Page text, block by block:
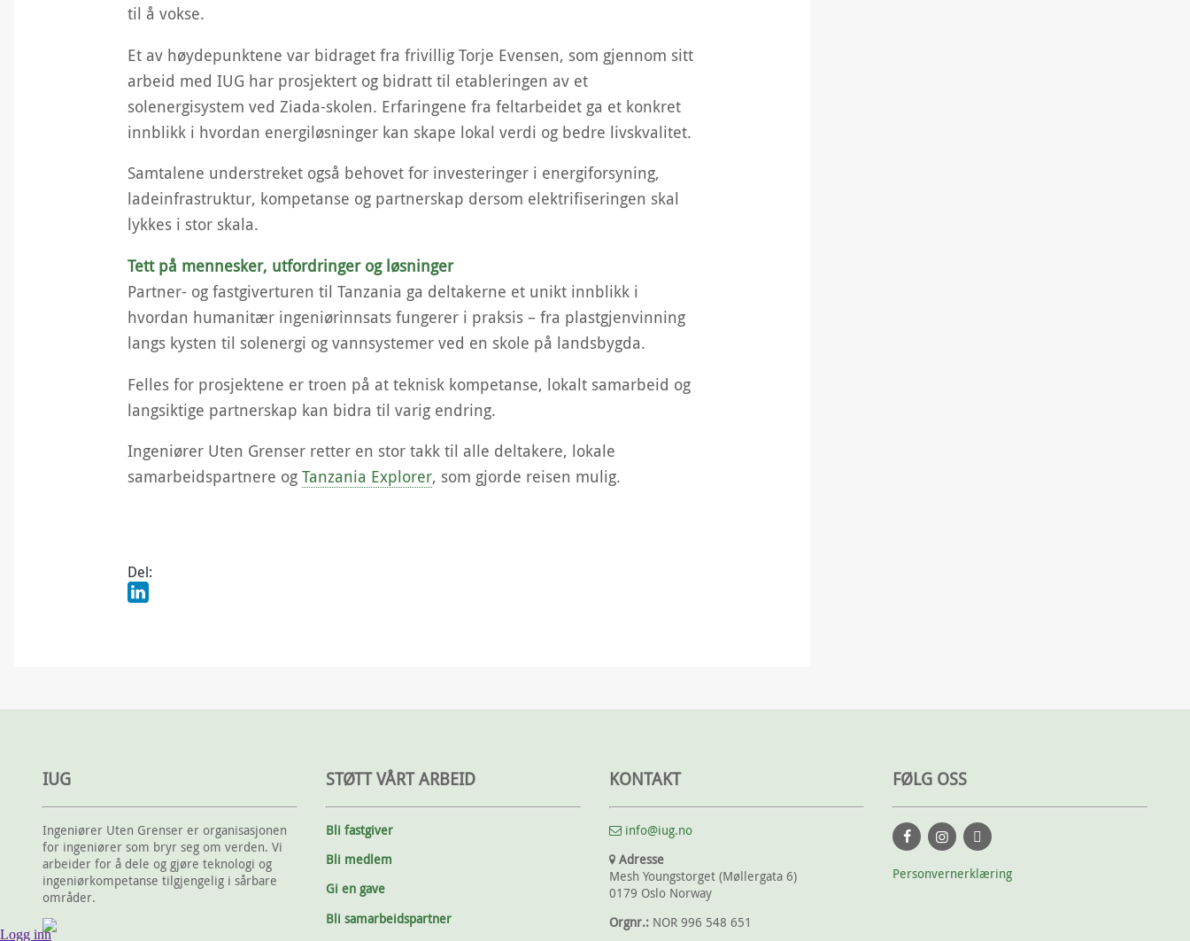
til å vokse.
Et av høydepunktene var bidraget fra frivillig Torje Evensen, som gjennom sitt
arbeid med IUG har prosjektert og bidratt til etableringen av et
solenergisystem ved Ziada-skolen. Erfaringene fra feltarbeidet ga et konkret
innblikk i hvordan energiløsninger kan skape lokal verdi og bedre livskvalitet.
Samtalene understreket også behovet for investeringer i energiforsyning,
ladeinfrastruktur, kompetanse og partnerskap dersom elektrifiseringen skal
lykkes i stor skala.
Tett på mennesker, utfordringer og løsninger
Partner- og fastgiverturen til Tanzania ga deltakerne et unikt innblikk i
hvordan humanitær ingeniørinnsats fungerer i praksis – fra plastgjenvinning
langs kysten til solenergi og vannsystemer ved en skole på landsbygda.
Felles for prosjektene er troen på at teknisk kompetanse, lokalt samarbeid og
langsiktige partnerskap kan bidra til varig endring.
Ingeniører Uten Grenser retter en stor takk til alle deltakere, lokale
samarbeidspartnere og Tanzania Explorer, som gjorde reisen mulig.
Del:
IUG
Ingeniører Uten Grenser er organisasjonen
for ingeniører som bryr seg om verden. Vi
arbeider for å dele og gjøre teknologi og
ingeniørkompetanse tilgjengelig i sårbare
områder.
STØTT VÅRT ARBEID
Bli fastgiver
Bli medlem
Gi en gave
Bli samarbeidspartner
KONTAKT
info@iug.no
Adresse
Mesh Youngstorget (Møllergata 6)
0179 Oslo Norway
Orgnr.: NOR 996 548 651
FØLG OSS
Personvernerklæring
Logg inn